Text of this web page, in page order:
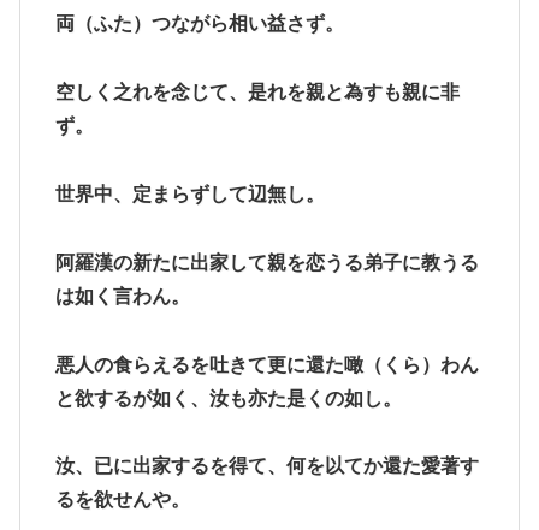
両（ふた）つながら相い益さず。
空しく之れを念じて、是れを親と為すも親に非
ず。
世界中、定まらずして辺無し。
阿羅漢の新たに出家して親を恋うる弟子に教うる
は如く言わん。
悪人の食らえるを吐きて更に還た噉（くら）わん
と欲するが如く、汝も亦た是くの如し。
汝、已に出家するを得て、何を以てか還た愛著す
るを欲せんや。